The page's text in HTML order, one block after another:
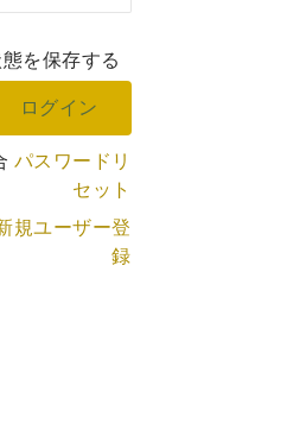
を保存する
パスワードリ
セット
規ユーザー登
録